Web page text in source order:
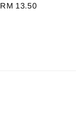
Sale
RM 13.50